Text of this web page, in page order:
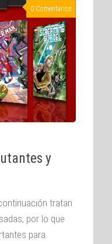
0 Comentarios
y
tratan
por lo que
para